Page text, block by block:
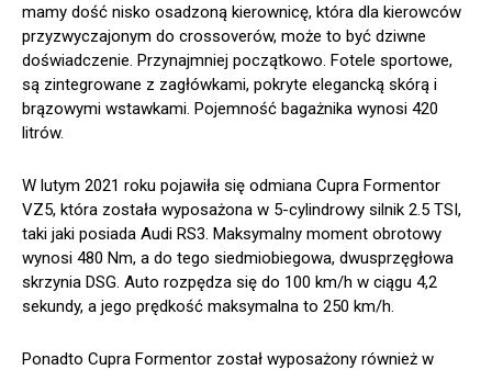
mamy dość nisko osadzoną kierownicę, która dla kierowców
przyzwyczajonym do crossoverów, może to być dziwne
doświadczenie. Przynajmniej początkowo. Fotele sportowe,
są zintegrowane z zagłówkami, pokryte elegancką skórą i
brązowymi wstawkami. Pojemność bagażnika wynosi 420
litrów.
W lutym 2021 roku pojawiła się odmiana Cupra Formentor
VZ5, która została wyposażona w 5-cylindrowy silnik 2.5 TSI,
taki jaki posiada Audi RS3. Maksymalny moment obrotowy
wynosi 480 Nm, a do tego siedmiobiegowa, dwusprzęgłowa
skrzynia DSG. Auto rozpędza się do 100 km/h w ciągu 4,2
sekundy, a jego prędkość maksymalna to 250 km/h.
Ponadto Cupra Formentor został wyposażony również w